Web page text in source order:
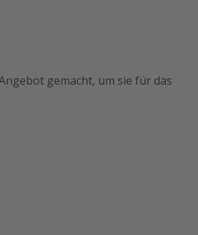
gemacht, um sie für das